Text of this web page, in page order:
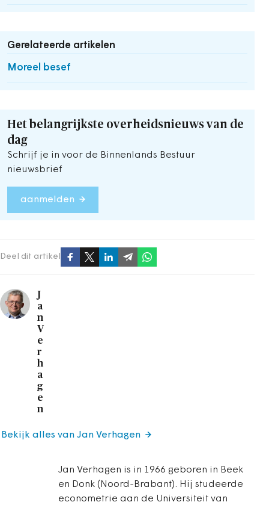
Gerelateerde artikelen
Moreel besef
Het belangrijkste overheidsnieuws van de
dag
Schrijf je in voor de Binnenlands Bestuur
nieuwsbrief
aanmelden
Deel dit artikel
J
a
n
V
e
r
h
a
g
e
n
Jan Verhagen is in 1966 geboren in Beek
en Donk (Noord-Brabant). Hij studeerde
econometrie aan de Universiteit van
Bekijk alles van Jan Verhagen